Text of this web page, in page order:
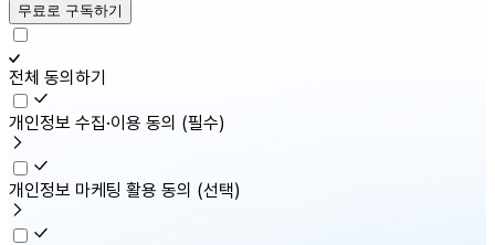
무료로 구독하기
전체 동의하기
개인정보 수집·이용 동의 (필수)
개인정보 마케팅 활용 동의 (선택)